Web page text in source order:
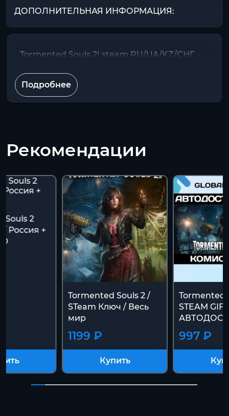
ДОПОЛНИТЕЛЬНАЯ ИНФОРМАЦИЯ:
Tormented Souls 2| steam RU/UA/KZ/CНГ
Подробнее
Рекомендации
Souls 2
Россия +
Tormented Souls 2 /
STeam Ключ / Весь
мир
1199 ₽
Купить
Tormented
STEAM GIFT
997 ₽